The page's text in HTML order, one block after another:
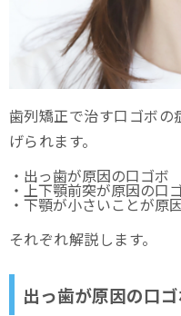
歯列矯正で治す口ゴボ
げられます。
・出っ歯が原因の口ゴボ
・上下顎前突が原因の口
・下顎が小さいことが原
それぞれ解説します。
出っ歯が原因の口